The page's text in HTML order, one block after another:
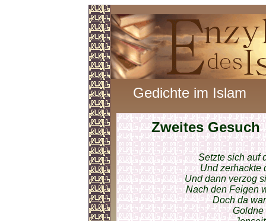
Gedichte im Islam
Zweites Gesuch
Setzte sich auf
Und zerhackte
Und dann verzog
Nach den Feigen
Doch da
Goldne